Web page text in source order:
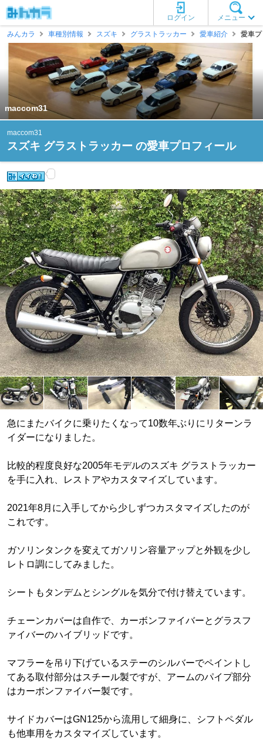
メニュー
ログイン
みんカラ
車種別情報 スズキ グラストラッカー 愛車紹介 愛車
maccom31
maccom31
スズキ グラストラッカー の愛車プロフィール
急にまたバイクに乗りたくなって10数年ぶりにリターンラ
イダーになりました。
比較的程度良好な2005年モデルのスズキ グラストラッカー
を手に入れ、レストアやカスタマイズしています。
2021年8月に入手してから少しずつカスタマイズしたのが
これです。
ガソリンタンクを変えてガソリン容量アップと外観を少し
レトロ調にしてみました。
シートもタンデムとシングルを気分で付け替えています。
チェーンカバーは自作で、カーボンファイバーとグラスフ
ァイバーのハイブリッドです。
マフラーを吊り下げているステーのシルバーでペイントし
てある取付部分はスチール製ですが、アームのパイプ部分
はカーボンファイバー製です。
サイドカバーはGN125から流用して細身に、シフトペダル
も他車用をカスタマイズしています。